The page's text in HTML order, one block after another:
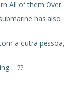
All of them Over
has also
a outra pessoa,
– ??